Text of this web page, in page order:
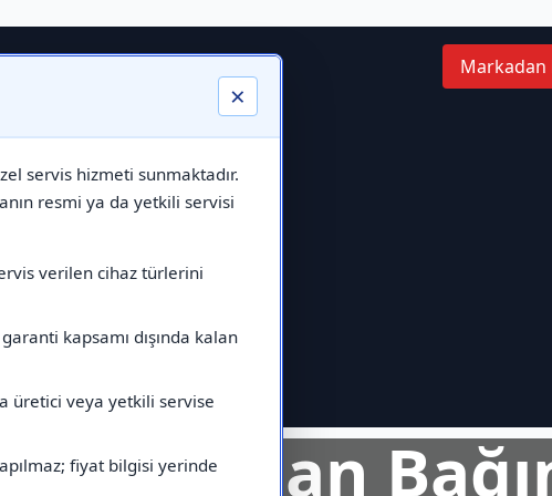
×
servis hizmeti sunmaktadır.
resmi ya da yetkili servisi
verilen cihaz türlerini
kapsamı dışında kalan
üretici veya yetkili servise
fiyat bilgisi yerinde
Markadan
Markadan